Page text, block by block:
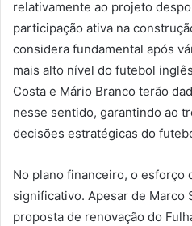
relativamente ao projeto
participação ativa na
considera fundamental após
mais alto nível do futebol
Costa e Mário Branco terão
nesse sentido, garantindo ao
decisões estratégicas do
No plano financeiro, o esforço
significativo. Apesar de Marco
proposta de renovação do